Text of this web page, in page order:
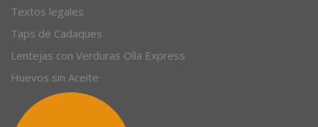
Textos legales
Taps de Cadaques
Lentejas con Verduras Olla Express
Huevos sin Aceite